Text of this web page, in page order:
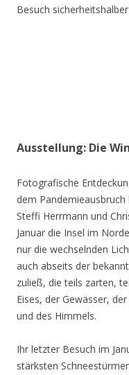
Besuch
Ausstellung: Die
Fotografische
dem
Steffi Herrmann und
Januar die Insel im
nur die wechselnden
auch abseits der
zuließ, die teils zarten,
Eises, der Gewässer,
und des Himmels.
Ihr letzter Besuch im
stärksten